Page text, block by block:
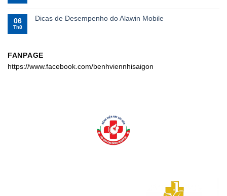
06
Th8
Dicas de Desempenho do Alawin Mobile
FANPAGE
https://www.facebook.com/benhviennhisaigon